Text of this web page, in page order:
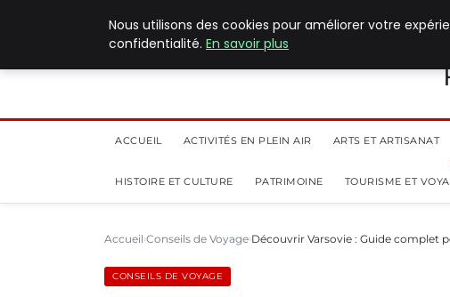
ACCUEIL ACTIVITÉS EN PLEIN AIR ARTS ET ARTISANAT
HISTOIRE ET CULTURE PATRIMOINE TOURISME ET
Accueil Conseils de Voyage Découvrir Varsovie : Guide complet
CONSEILS DE VOYAGE
Nous utilisons des cookies pour améliorer votre
confidentialité. En savoir plus